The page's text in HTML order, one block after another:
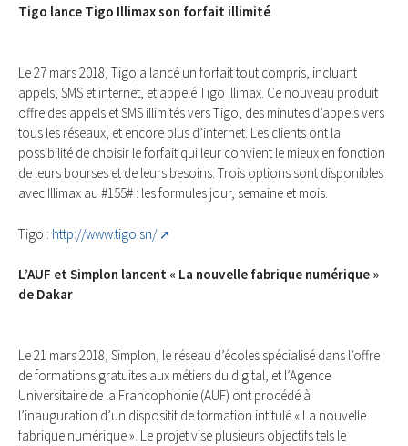
Tigo lance Tigo Illimax son forfait illimité
Le 27 mars 2018, Tigo a lancé un forfait tout compris, incluant
appels, SMS et internet, et appelé Tigo Illimax. Ce nouveau produit
offre des appels et SMS illimités vers Tigo, des minutes d’appels vers
tous les réseaux, et encore plus d’internet. Les clients ont la
possibilité de choisir le forfait qui leur convient le mieux en fonction
de leurs bourses et de leurs besoins. Trois options sont disponibles
avec Illimax au #155# : les formules jour, semaine et mois.
Tigo : http://www.tigo.sn/
L’AUF et Simplon lancent « La nouvelle fabrique numérique »
de Dakar
Le 21 mars 2018, Simplon, le réseau d’écoles spécialisé dans l’offre
de formations gratuites aux métiers du digital, et l’Agence
Universitaire de la Francophonie (AUF) ont procédé à
l’inauguration d’un dispositif de formation intitulé « La nouvelle
fabrique numérique ». Le projet vise plusieurs objectifs tels le